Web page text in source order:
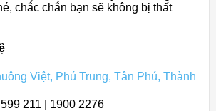
chắc chắn bạn sẽ không bị thất
Việt, Phú Trung, Tân Phú, Thành
211 | 1900 2276